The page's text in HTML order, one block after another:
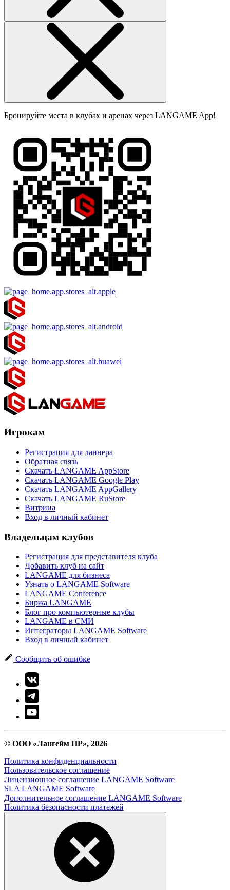
Бронируйте места в клубах и аренах через LANGAME App!
Игрокам
Регистрация для ланнера
Обратная связь
Скачать LANGAME AppStore
Скачать LANGAME Google Play
Скачать LANGAME AppGallery
Скачать LANGAME RuStore
Витрина
Вход в личный кабинет
Владельцам клубов
Регистрация для представителя клуба
Добавить клуб на сайт
LANGAME для бизнеса
Узнать о LANGAME Software
LANGAME Conference
Биржа LANGAME
Блог про компьютерные клубы
LANGAME в СМИ
Интеграторы LANGAME Software
Вход в личный кабинет
Сообщить об ошибке
© ООО «Лангейм ПР», 2026
Политика конфиденциальности
Пользовательское соглашение
Лицензионное соглашение LANGAME Software
SLA LANGAME Software
Дополнительное соглашение LANGAME Software
Политика безопасности платежей